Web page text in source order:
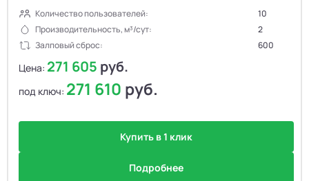
Количество пользователей:
10
Производительность, м³/сут:
2
Залповый сброс:
600
Цена: 271 605 руб.
под ключ: 271 610 руб.
Купить в 1 клик
Подробнее